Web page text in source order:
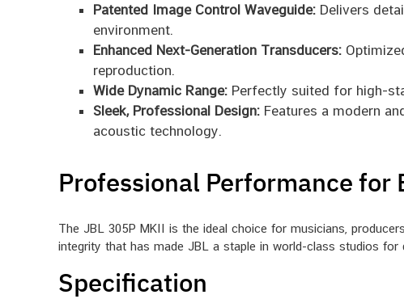
Patented Image Control Waveguide:Delivers
environment.
Enhanced Next-Generation Transducers:
reproduction.
Wide Dynamic Range:Perfectly suited for high-
Sleek, Professional Design:Features a modern
acoustic technology.
Professional Performance for
The JBL 305P MKII is the ideal choice for musicians,
integrity that has made JBL a staple in world-class studios for
Specification